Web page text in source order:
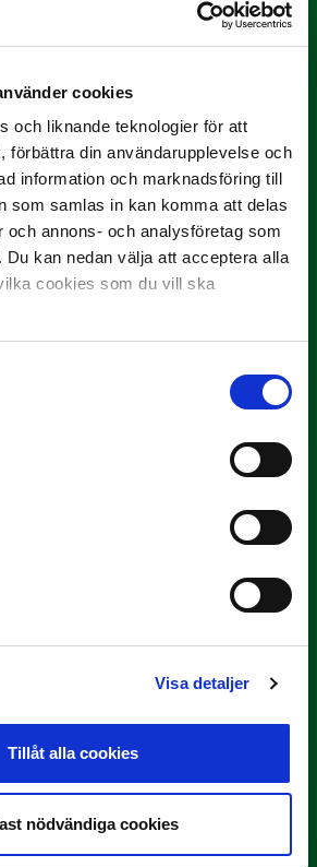
cookies
och liknande teknologier för att
förbättra din användarupplevelse och
information och marknadsföring till
som samlas in kan komma att delas
och annons- och analysföretag som
kan nedan välja att acceptera alla
cookies som du vill ska
Visa detaljer
Tillåt alla cookies
nödvändiga cookies
Spelare i juni
Tränare i juni
i Sandvikens IF